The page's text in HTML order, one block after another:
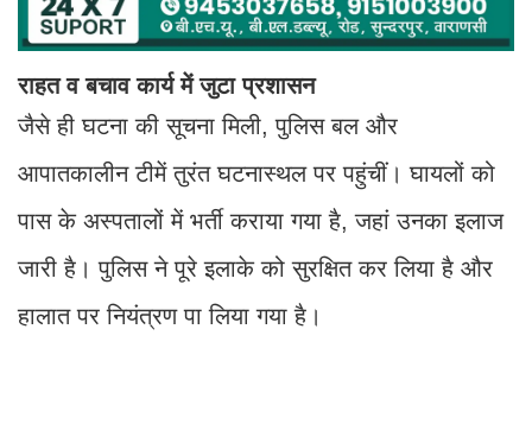
राहत व बचाव कार्य में जुटा प्रशासन
जैसे ही घटना की सूचना मिली, पुलिस बल और
आपातकालीन टीमें तुरंत घटनास्थल पर पहुंचीं। घायलों को
पास के अस्पतालों में भर्ती कराया गया है, जहां उनका इलाज
जारी है। पुलिस ने पूरे इलाके को सुरक्षित कर लिया है और
हालात पर नियंत्रण पा लिया गया है।